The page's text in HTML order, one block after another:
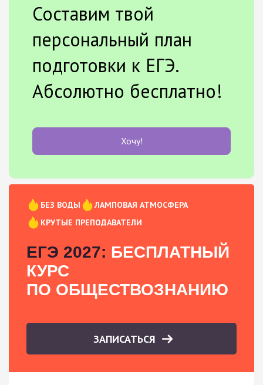
Составим твой
персональный план
подготовки к ЕГЭ.
Абсолютно бесплатно!
Хочу!
БЕЗ ВОДЫ
ЛАМПОВАЯ АТМОСФЕРА
КРУТЫЕ ПРЕПОДАВАТЕЛИ
ЕГЭ 2027: БЕСПЛАТНЫЙ
КУРС
ПО ОБЩЕСТВОЗНАНИЮ
ЗАПИСАТЬСЯ